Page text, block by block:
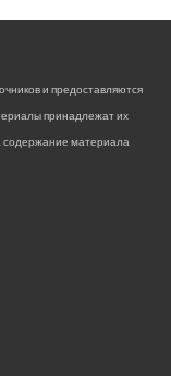
и предоставляются
принадлежат их
содержание материала